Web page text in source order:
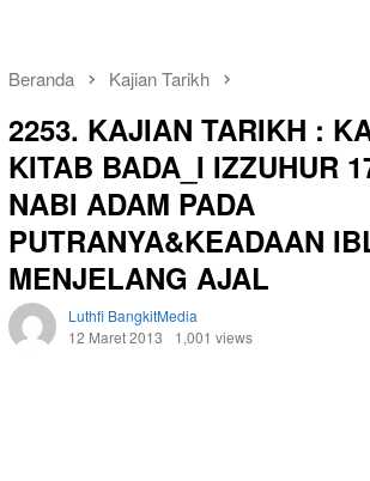
Beranda Kajian Tarikh
2253. KAJIAN TARIKH :
KITAB BADA_I IZZUHUR
NABI ADAM PADA
PUTRANYA&KEADAAN
MENJELANG AJAL
Luthfi BangkitMedia
12 Maret 2013
1,001 views